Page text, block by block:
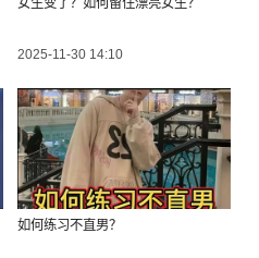
女生变了？如何留住漂亮女生？
2025-11-30 14:10
如何练习不直男？